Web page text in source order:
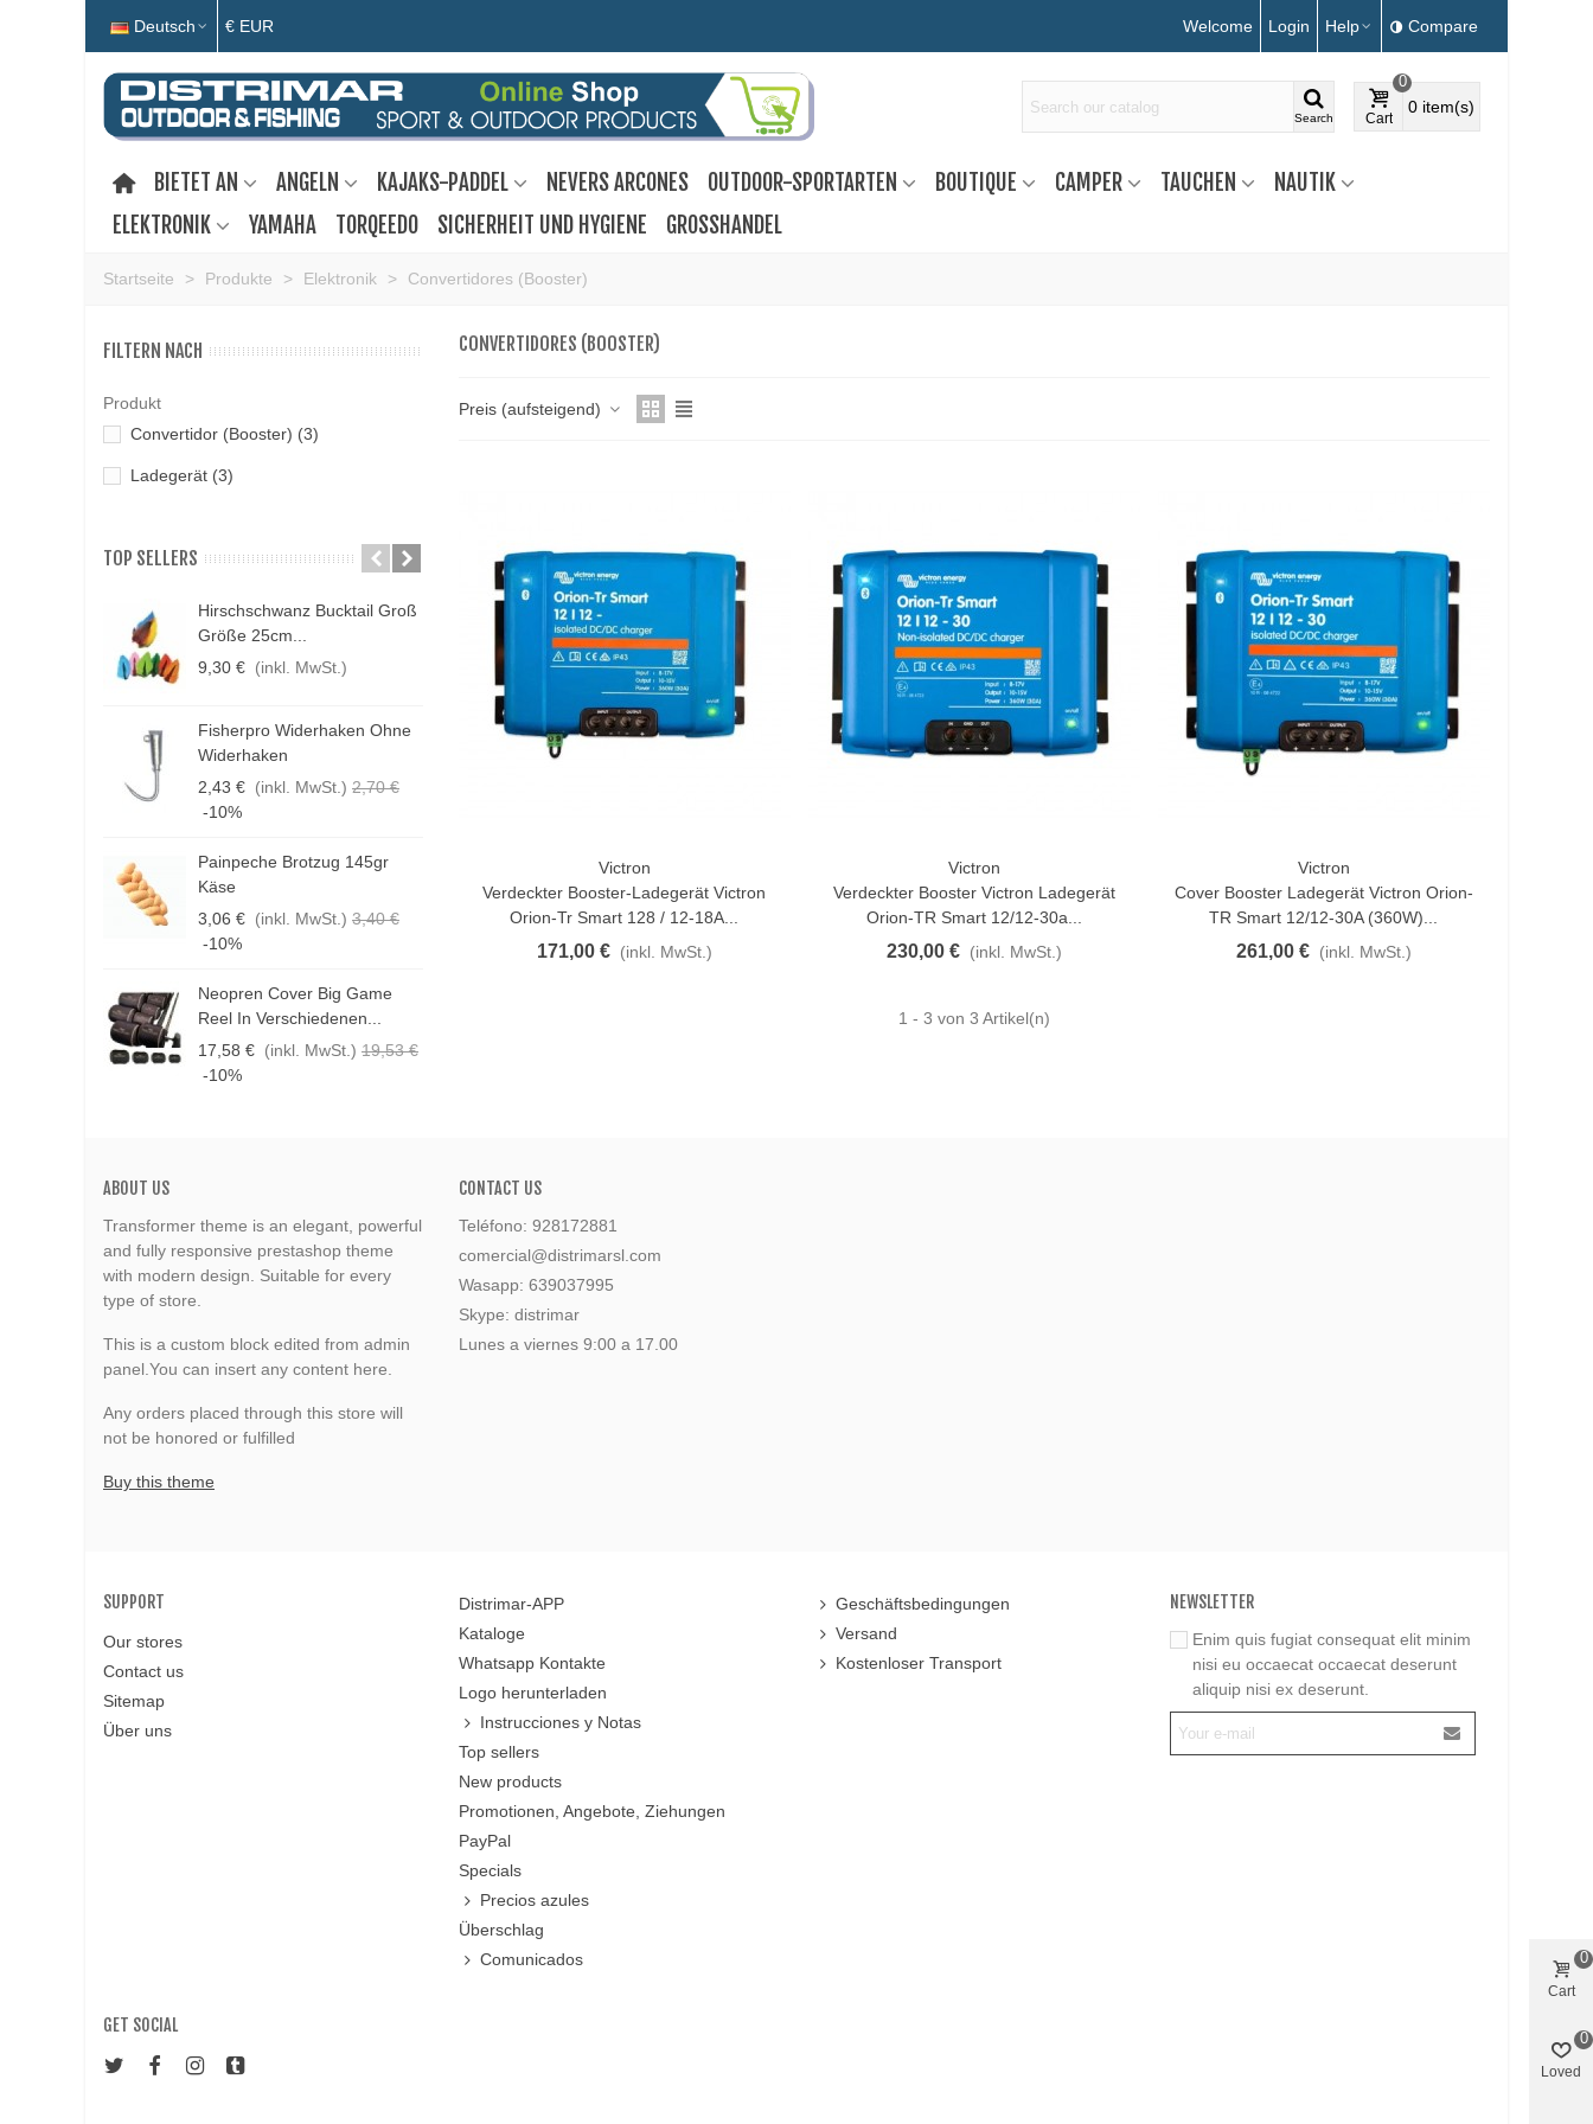
Deutsch € EUR Welcome Login Help Compare
Search Cart
0
0 item(s)
BIETET AN ANGELN KAJAKS-PADDEL NEVERS ARCONES OUTDOOR-SPORTARTEN BOUTIQUE CAMPER TAUCHEN
NAUTIK
ELEKTRONIK
YAMAHA TORQEEDO SICHERHEIT UND HYGIENE GROSSHANDEL
Startseite > Produkte > Elektronik > Convertidores (Booster)
FILTERN NACH
Produkt
Convertidor (Booster) (3)
Ladegerät (3)
TOP SELLERS
Hirschschwanz Bucktail Groß
Größe 25cm...
9,30 € (inkl. MwSt.)
Fisherpro Widerhaken Ohne
Widerhaken
2,43 € (inkl. MwSt.) 2,70 €
-10%
Painpeche Brotzug 145gr
Käse
3,06 € (inkl. MwSt.) 3,40 €
-10%
Neopren Cover Big Game
Reel In Verschiedenen...
17,58 € (inkl. MwSt.) 19,53 €
-10%
Natürliche Gekochte Juyona-
Krabbe, Packung À 30...
10,32 € (inkl. MwSt.) 11,47 €
Daiwa D Minnow 152mm
31.5g Farben Mehrere
Faden Guterman Torzal
Echte Seide 10m...
4,17 €
(inkl. MwSt.)
CONVERTIDORES (BOOSTER)
Preis (aufsteigend)
In Den WarenkorbVictron
Verdeckter Booster-Ladegerät Victron
Orion-Tr Smart 128 / 12-18A...
171,00 € (inkl. MwSt.)
In Den WarenkorbVictron
Verdeckter Booster Victron Ladegerät
Orion-TR Smart 12/12-30a...
230,00 € (inkl. MwSt.)
In Den WarenkorbVictron
Cover Booster Ladegerät Victron Orion-
TR Smart 12/12-30A (360W)...
261,00 € (inkl. MwSt.)
1 - 3 von 3 Artikel(n)
ABOUT US
Transformer theme is an elegant, powerful
and fully responsive prestashop theme
with modern design. Suitable for every
type of store.
This is a custom block edited from admin
panel.You can insert any content here.
Any orders placed through this store will
not be honored or fulfilled
Buy this theme
CONTACT US
Teléfono: 928172881
comercial@distrimarsl.com
Wasapp: 639037995
Skype: distrimar
Lunes a viernes 9:00 a 17.00
SUPPORT
Our stores
Contact us
Sitemap
Über uns
Distrimar-APP
Kataloge
Whatsapp Kontakte
Logo herunterladen
Instrucciones y Notas
Top sellers
New products
Promotionen, Angebote, Ziehungen
PayPal
Specials
Precios azules
Überschlag
Comunicados
Geschäftsbedingungen
Versand
Kostenloser Transport
NEWSLETTER
Enim quis fugiat consequat elit minim
nisi eu occaecat occaecat deserunt
aliquip nisi ex deserunt.
GET SOCIAL
Cart
0
Loved
0